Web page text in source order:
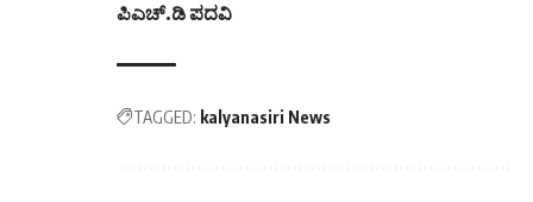
ಪಿಎಚ್.ಡಿ ಪದವಿ
TAGGED: kalyanasiri News